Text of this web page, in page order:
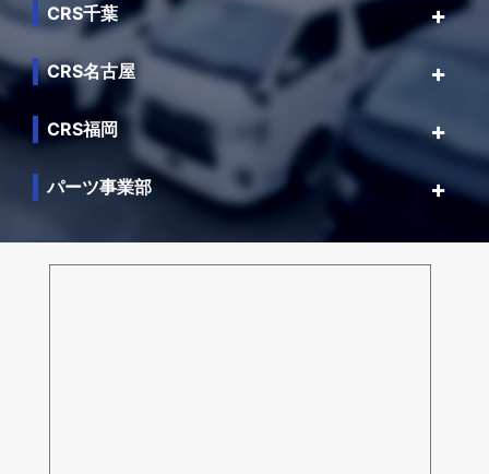
CRS千葉
CRS名古屋
CRS福岡
パーツ事業部